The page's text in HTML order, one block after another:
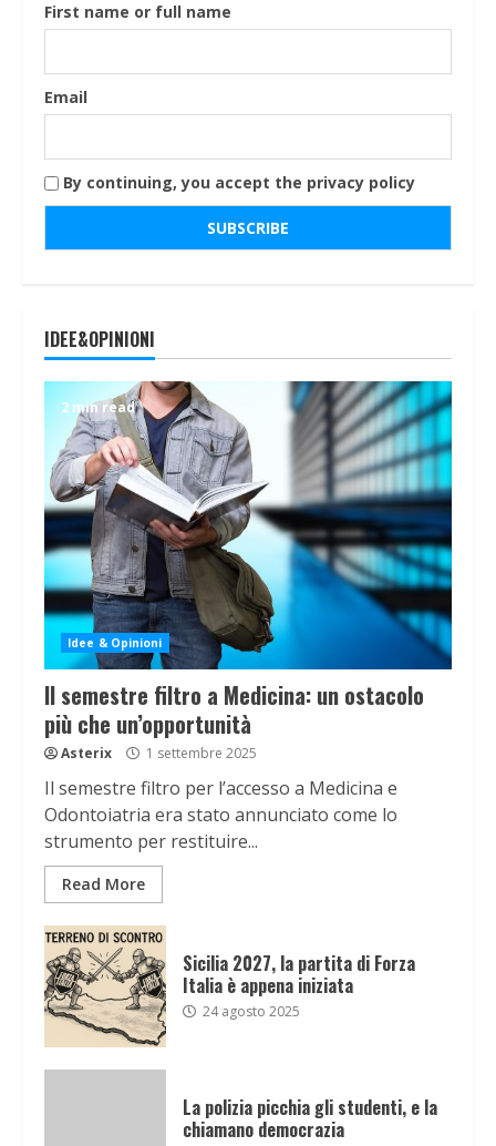
First name or full name
Email
By continuing, you accept the privacy policy
IDEE&OPINIONI
2 min read
Idee & Opinioni
Il semestre filtro a Medicina: un ostacolo
più che un’opportunità
Asterix 1 settembre 2025
Il semestre filtro per l’accesso a Medicina e
Odontoiatria era stato annunciato come lo
strumento per restituire...
Read More
Sicilia 2027, la partita di Forza
Italia è appena iniziata
24 agosto 2025
La polizia picchia gli studenti, e la
chiamano democrazia